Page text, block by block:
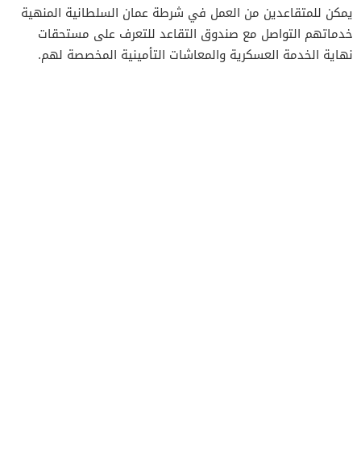
يمكن للمتقاعدين من العمل في شرطة عمان السلطانية المنهية
خدماتهم التواصل مع صندوق التقاعد للتعرف على مستحقات
نهاية الخدمة العسكرية والمعاشات التأمينية المخصصة لهم.